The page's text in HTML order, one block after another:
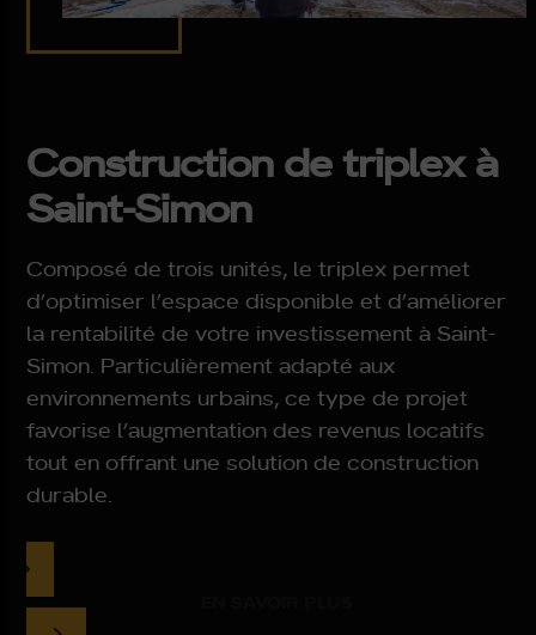
Construction de triplex à
Saint-Simon
Composé de trois unités, le triplex permet
d’optimiser l’espace disponible et d’améliorer
la rentabilité de votre investissement à Saint-
Simon. Particulièrement adapté aux
environnements urbains, ce type de projet
favorise l’augmentation des revenus locatifs
tout en offrant une solution de construction
durable.